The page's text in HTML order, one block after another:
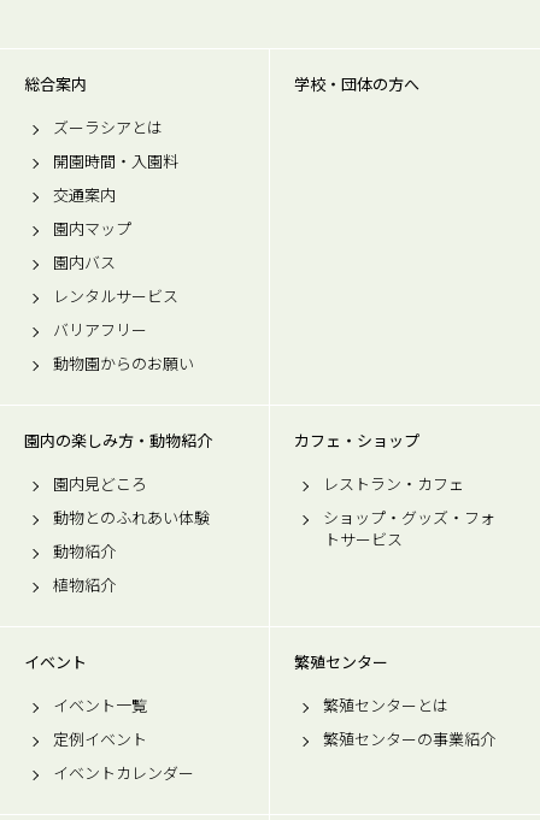
総合案内
ズーラシアとは
開園時間・入園料
交通案内
園内マップ
園内バス
レンタルサービス
バリアフリー
動物園からのお願い
学校・団体の方へ
園内の楽しみ方・動物紹介
園内見どころ
動物とのふれあい体験
動物紹介
植物紹介
カフェ・ショップ
レストラン・カフェ
ショップ・グッズ・フォ
トサービス
イベント
イベント一覧
定例イベント
イベントカレンダー
繁殖センター
繁殖センターとは
繁殖センターの事業紹介